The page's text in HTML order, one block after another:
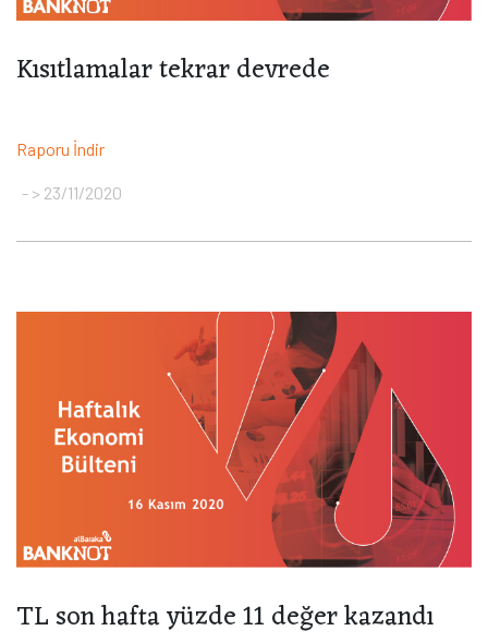
Kısıtlamalar tekrar devrede
Raporu İndir
> 23/11/2020
TL son hafta yüzde 11 değer kazandı